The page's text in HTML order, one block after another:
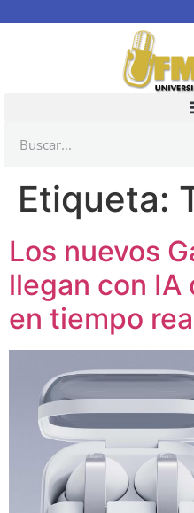
Etiqueta:
Los nuevos
llegan con
en tiempo